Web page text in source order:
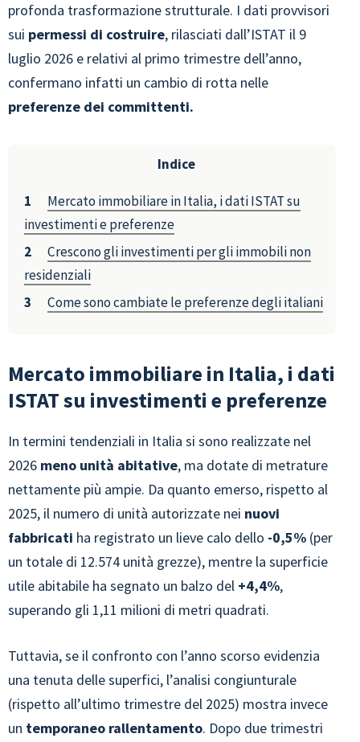
profonda trasformazione strutturale. I dati provvisori
sui permessi di costruire, rilasciati dall’ISTAT il 9
luglio 2026 e relativi al primo trimestre dell’anno,
confermano infatti un cambio di rotta nelle
preferenze dei committenti.
Indice
Mercato immobiliare in Italia, i dati ISTAT su
investimenti e preferenze
Crescono gli investimenti per gli immobili non
residenziali
Come sono cambiate le preferenze degli italiani
Mercato immobiliare in Italia, i dati
ISTAT su investimenti e preferenze
In termini tendenziali in Italia si sono realizzate nel
2026 meno unità abitative, ma dotate di metrature
nettamente più ampie. Da quanto emerso, rispetto al
2025, il numero di unità autorizzate nei nuovi
fabbricati ha registrato un lieve calo dello -0,5% (per
un totale di 12.574 unità grezze), mentre la superficie
utile abitabile ha segnato un balzo del +4,4%,
superando gli 1,11 milioni di metri quadrati.
Tuttavia, se il confronto con l’anno scorso evidenzia
una tenuta delle superfici, l’analisi congiunturale
(rispetto all’ultimo trimestre del 2025) mostra invece
un temporaneo rallentamento. Dopo due trimestri